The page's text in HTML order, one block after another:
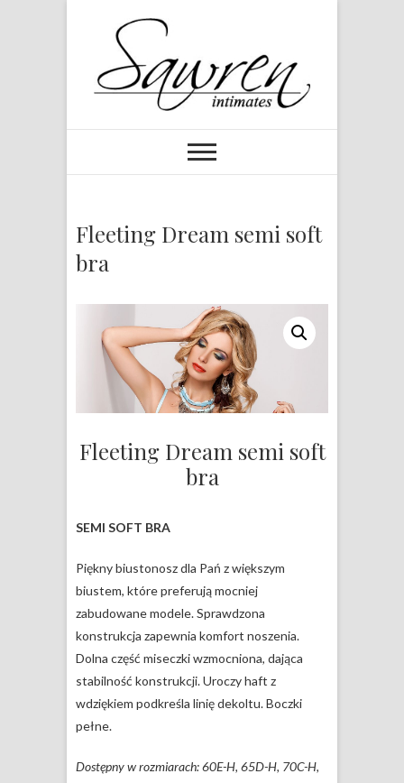
Fleeting Dream semi soft
bra
Fleeting Dream semi soft
bra
SEMI SOFT BRA
Piękny biustonosz dla Pań z większym
biustem, które preferują mocniej
zabudowane modele. Sprawdzona
konstrukcja zapewnia komfort noszenia.
Dolna część miseczki wzmocniona, dająca
stabilność konstrukcji. Uroczy haft z
wdziękiem podkreśla linię dekoltu. Boczki
pełne.
Dostępny w rozmiarach: 60E-H, 65D-H, 70C-H,